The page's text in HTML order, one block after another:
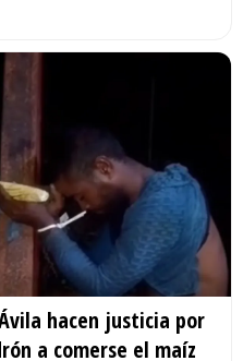
hacen justicia por
a comerse el maíz